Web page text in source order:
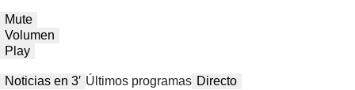
Mute
Volumen
Play
Noticias en 3′ Últimos programas Directo